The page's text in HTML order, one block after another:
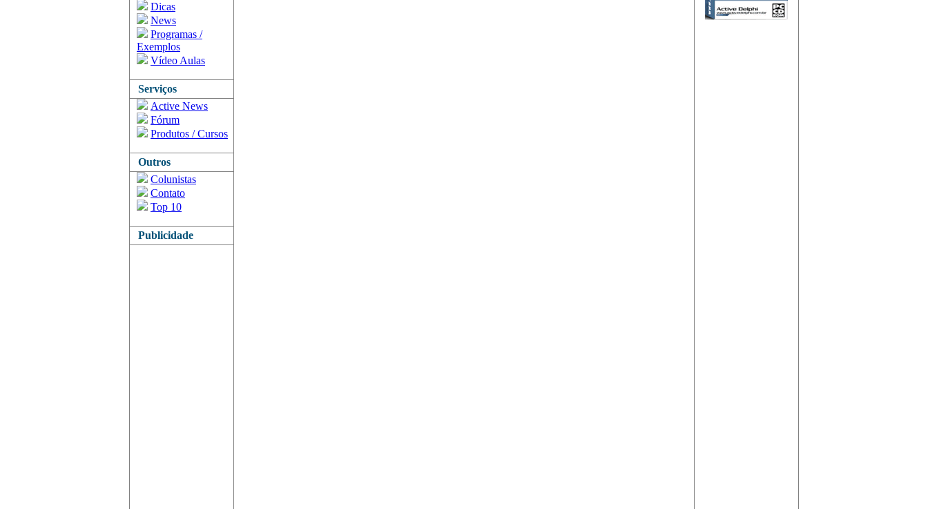
Dicas
News
Programas /
Exemplos
Vídeo Aulas
Serviços
Active News
Fórum
Produtos / Cursos
Outros
Colunistas
Contato
Top 10
Publicidade